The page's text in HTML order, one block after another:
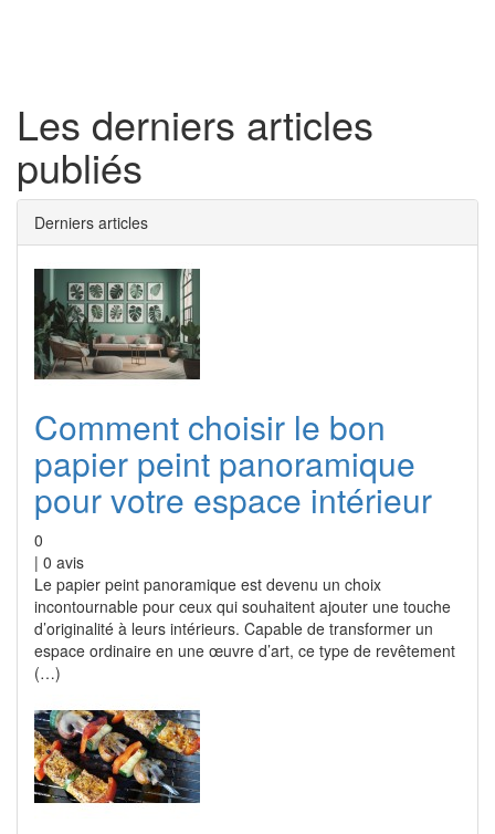
Les derniers articles
publiés
Derniers articles
Comment choisir le bon
papier peint panoramique
pour votre espace intérieur
0
| 0 avis
Le papier peint panoramique est devenu un choix
incontournable pour ceux qui souhaitent ajouter une touche
d’originalité à leurs intérieurs. Capable de transformer un
espace ordinaire en une œuvre d’art, ce type de revêtement
(…)